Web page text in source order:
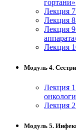
гортани»
Лекция
Лекция
Лекция
Лекция
Модуль 4.
Лекция 1
Лекция
Модуль 5.